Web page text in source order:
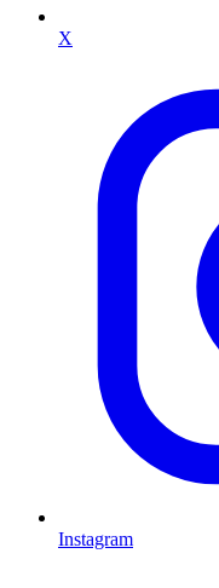
X
Instagram